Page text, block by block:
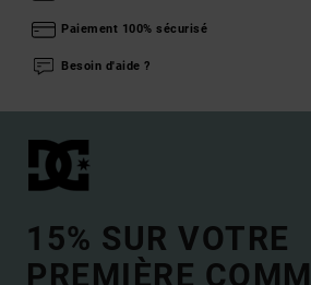
Paiement 100% sécurisé
Besoin d'aide ?
15% SUR VOTRE
PREMIÈRE